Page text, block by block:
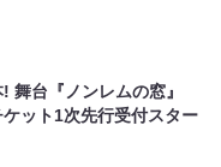
舞台『ノンレムの窓』
ット1次先行受付スター